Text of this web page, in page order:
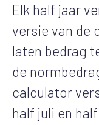
Elk half jaar
versie van de
laten bedrag
de
calculator
half juli en